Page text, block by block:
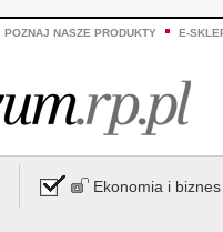
POZNAJ NASZE PRODUKTY E-
Ekonomia i biznes